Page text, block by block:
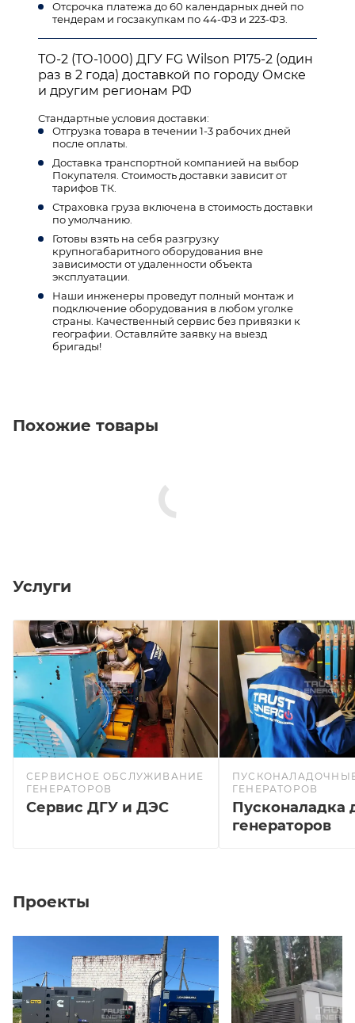
Отсрочка платежа до 60 календарных дней по
тендерам и госзакупкам по 44-ФЗ и 223-ФЗ.
ТО-2 (ТО-1000) ДГУ FG Wilson P175-2 (один
раз в 2 года) доставкой по городу Омске
и другим регионам РФ
Стандартные условия доставки:
Отгрузка товара в течении 1-3 рабочих дней
после оплаты.
Доставка транспортной компанией на выбор
Покупателя. Стоимость доставки зависит от
тарифов ТК.
Страховка груза включена в стоимость доставки
по умолчанию.
Готовы взять на себя разгрузку
крупногабаритного оборудования вне
зависимости от удаленности объекта
эксплуатации.
Наши инженеры проведут полный монтаж и
подключение оборудования в любом уголке
страны. Качественный сервис без привязки к
географии. Оставляйте заявку на выезд
бригады!
Похожие товары
Услуги
СЕРВИСНОЕ ОБСЛУЖИВАНИЕ
ГЕНЕРАТОРОВ
Сервис ДГУ и ДЭС
ГЕНЕРАТОРОВ
Пусконаладка
генераторов
Проекты